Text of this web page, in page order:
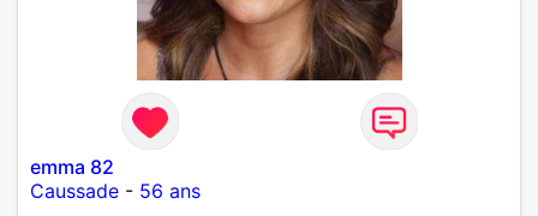
emma 82
Caussade - 56 ans